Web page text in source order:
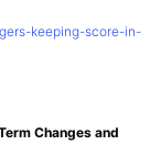
keeping-score-in-
Changes and